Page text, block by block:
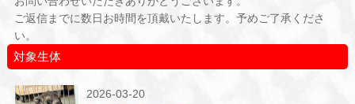
ご返信までに数日お時間を頂戴いたします。予めご了承くださ
い。
対象生体
2026-03-20